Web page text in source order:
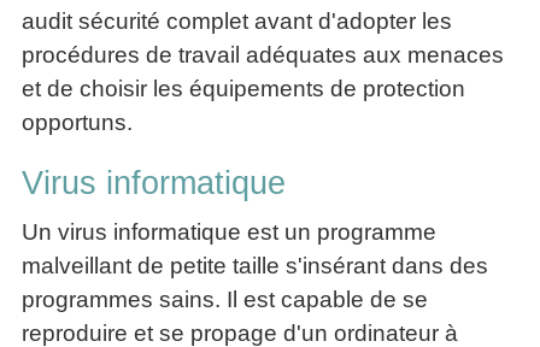
audit sécurité complet avant d'adopter les
procédures de travail adéquates aux menaces
et de choisir les équipements de protection
opportuns.
Virus informatique
Un virus informatique est un programme
malveillant de petite taille s'insérant dans des
programmes sains. Il est capable de se
reproduire et se propage d'un ordinateur à